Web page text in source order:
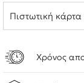
Πιστωτική κάρτα
Χρόνος